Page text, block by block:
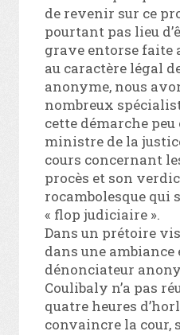
de revenir sur ce
pourtant pas lieu
grave entorse faite
au caractère légal
anonyme, nous
nombreux
cette démarche
ministre de la
cours concernant
procès et son
rocambolesque qui
« flop judiciaire ».
Dans un prétoire
dans une ambiance
dénonciateur
Coulibaly n’a pas
quatre heures
convaincre la cour,